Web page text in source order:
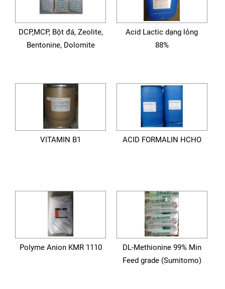
DCP,MCP, Bột đá, Zeolite,
Bentonine, Dolomite
Acid Lactic dạng lỏng
88%
VITAMIN B1 ACID FORMALIN HCHO
Polyme Anion KMR 1110
DL-Methionine 99% Min
Feed grade (Sumitomo)